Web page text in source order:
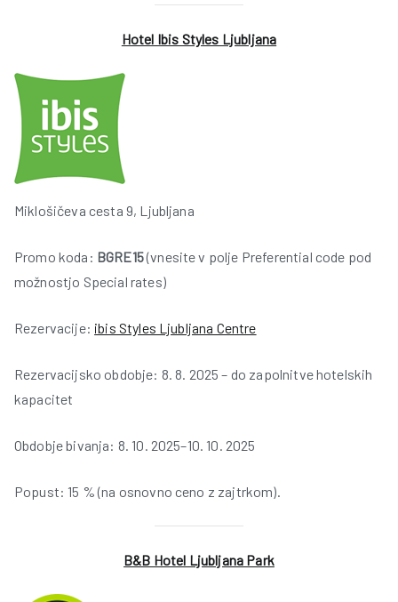
Hotel Ibis Styles Ljubljana
Miklošičeva cesta 9, Ljubljana
Promo koda: BGRE15(vnesite v polje Preferential code pod
možnostjo Special rates)
Rezervacije: ibis Styles Ljubljana Centre
Rezervacijsko obdobje: 8. 8. 2025 – do zapolnitve hotelskih
kapacitet
Obdobje bivanja: 8. 10. 2025–10. 10. 2025
Popust: 15 % (na osnovno ceno z zajtrkom).
B&B Hotel Ljubljana Park